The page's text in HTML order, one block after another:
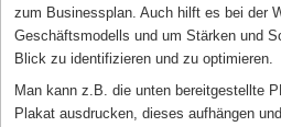
zum Businessplan. Auch hilft es bei der
Geschäftsmodells und um Stärken und
Blick zu identifizieren und zu optimieren.
Man kann z.B. die unten bereitgestellte
Plakat ausdrucken, dieses aufhängen